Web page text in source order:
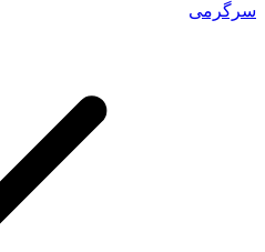
سرگرمی